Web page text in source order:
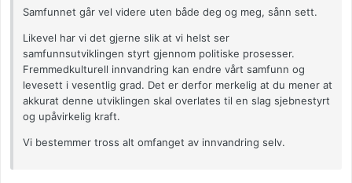
Samfunnet går vel videre uten både deg og meg, sånn sett.
Likevel har vi det gjerne slik at vi helst ser
samfunnsutviklingen styrt gjennom politiske prosesser.
Fremmedkulturell innvandring kan endre vårt samfunn og
levesett i vesentlig grad. Det er derfor merkelig at du mener at
akkurat denne utviklingen skal overlates til en slag sjebnestyrt
og upåvirkelig kraft.
Vi bestemmer tross alt omfanget av innvandring selv.